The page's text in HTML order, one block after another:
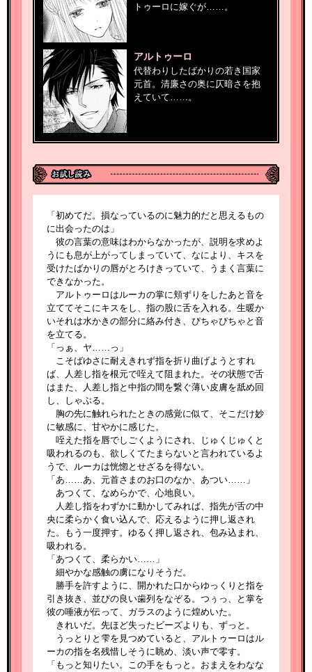
トゥーロに嫁ぐが……。
アルトゥーロ
代替わりしたばかりの若き国家
元首。清廉さの奥に仄暗さを抱
えていて……。
「初めてだ。損なっているのに魅力的だと思えるもの
に出会ったのは」
彼の言葉の意味はわからなかったが、説明を求めよ
うにも息が上がってしまっていて、なにより、キスを
受けたばかりの唇がとろけきっていて、うまく言葉に
できなかった。
アルトゥーロはルーカの掌に頬ずりをしたあと音を
立ててそこにキスをし、指の股に舌を入れる。生暖か
いそれは水かきの部分に絡み付き、ぴちゃぴちゃと音
を立てる。
「っぁ、ヤ……っ」
こそばゆさに耐えきれず指を折り曲げようとすれ
ば、人差し指を根元で咥えて阻まれた。その状態で舌
はまた、人差し指と中指の間を繋ぐ薄い皮膚を舐め回
し、しゃぶる。
胸の先に触れられたときの感覚に似て、そこだけ妙
に敏感に、甘やかに感じた。
咥えた指を唇でしごくようにされ、じゅくじゅくと
吸われるのも、欲しくてたまらないと言われているよ
うで、ルーカは恍惚とせざるを得ない。
「あ……あ、元首さまのお口のなか、あつい……」
あつくて、なめらかで、心地良い。
人差し指をわずかに動かしてみれば、指先が舌の中
央に柔らかく食い込んで、応えるように押し返され
た。もう一度押す。ゆるく押し返され、包み込まれ、
吸われる。
「あつくて、柔らかい……」
細やかな感触の虜になりそうだ。
勝手を許すように、開かれた口からゆっくりと指を
引き抜き、並びの良い歯列をなぞる。つぅっ、と掌を
彼の唾液が伝って、ガラスのように煌めいた。
きれいだ。先ほど失ったビーズよりも、ずっと。
うっとりと雫を見つめていると、アルトゥーロはル
ーカの指を名残惜しそうに眺め、淡い声で零す。
「もっと知りたい。この手をもっと。おまえをわなな